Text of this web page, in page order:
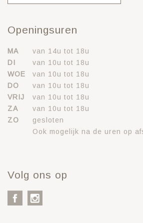
Openingsuren
MA
van 14u tot 18u
DI
van 10u tot 18u
WOE
van 10u tot 18u
DO
van 10u tot 18u
VRIJ
van 10u tot 18u
ZA
van 10u tot 18u
ZO
gesloten
Ook mogelijk na de uren op
Volg ons op